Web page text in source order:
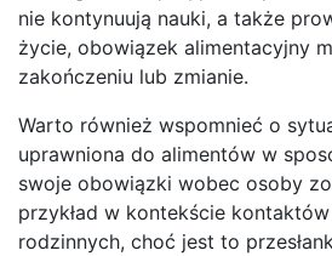
nie kontynuują nauki, a także
życie, obowiązek alimentacyjny
zakończeniu lub zmianie.
Warto również wspomnieć o
uprawniona do alimentów w
swoje obowiązki wobec osoby
przykład w kontekście
rodzinnych, choć jest to